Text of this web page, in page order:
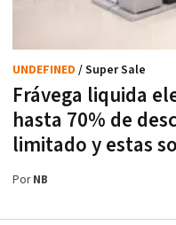
Frávega liquida
hasta 70% de
limitado y estas
UNDEFINED / Super Sale
PorNB